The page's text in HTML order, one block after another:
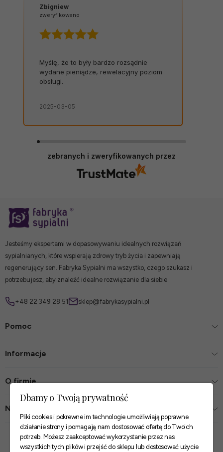
Zbigniew
zweryfikowano
Myślę, że to były bardzo rozsądnie
wydane pieniądze, rewelacyjny poziom
obsługi.
2025-03-05
zebranych i zweryfikowanych przez
Jesteśmy ekspertami w dopasowywaniu idealnych rozwiązań
sypialnianych, które wspierają zdrowy tryb życia i zapewniają
regenerujący sen. Fabryka Sypialni ma wszystko, czego szukasz i
potrzebujesz, aby znaleźć idealne rozwiązanie dla siebie.
+48 22 349 28 51 sklep@fabrykasypialni.pl
Pomoc
Informacje
O firmie
Nasze sklepy
Zaufane płatności
Dbamy o Twoją prywatność
Pliki cookies i pokrewne im technologie umożliwiają poprawne
działanie strony i pomagają nam dostosować ofertę do Twoich
potrzeb. Możesz zaakceptować wykorzystanie przez nas
wszystkich tych plików i przejść do sklepu lub dostosować użycie